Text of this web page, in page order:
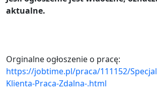
aktualne.
Orginalne ogłoszenie o pracę:
https://jobtime.pl/praca/111152/
Klienta-Praca-Zdalna-.html